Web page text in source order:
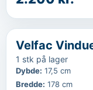
‹
Velfac
1 stk på lager
Dybde: 17,5 cm
Bredde: 178 cm